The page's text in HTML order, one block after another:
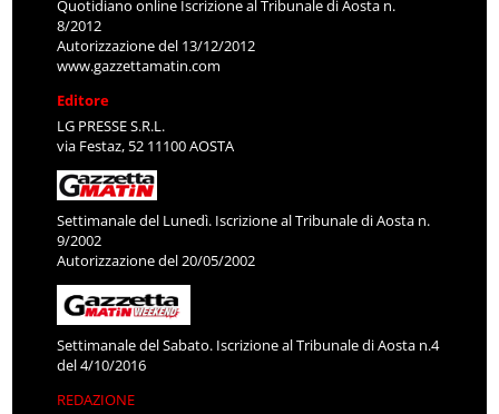
Quotidiano online Iscrizione al Tribunale di Aosta n.
8/2012
Autorizzazione del 13/12/2012
www.gazzettamatin.com
Editore
LG PRESSE S.R.L.
via Festaz, 52 11100 AOSTA
Settimanale del Lunedì. Iscrizione al Tribunale di Aosta n.
9/2002
Autorizzazione del 20/05/2002
Settimanale del Sabato. Iscrizione al Tribunale di Aosta n.4
del 4/10/2016
REDAZIONE